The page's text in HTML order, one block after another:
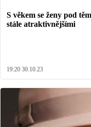
S věkem se ženy pod
stále atraktivnějšími
19:20 30.10.23